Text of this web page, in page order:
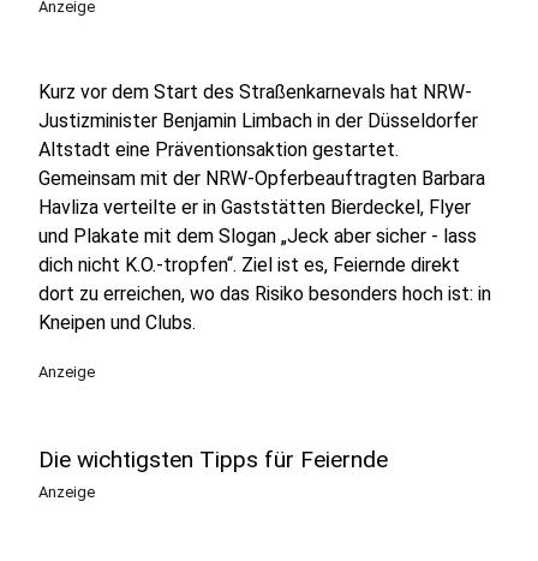
Anzeige
Kurz vor dem Start des Straßenkarnevals hat NRW-
Justizminister Benjamin Limbach in der Düsseldorfer
Altstadt eine Präventionsaktion gestartet.
Gemeinsam mit der NRW-Opferbeauftragten Barbara
Havliza verteilte er in Gaststätten Bierdeckel, Flyer
und Plakate mit dem Slogan „Jeck aber sicher - lass
dich nicht K.O.-tropfen“. Ziel ist es, Feiernde direkt
dort zu erreichen, wo das Risiko besonders hoch ist: in
Kneipen und Clubs.
Anzeige
Die wichtigsten Tipps für Feiernde
Anzeige